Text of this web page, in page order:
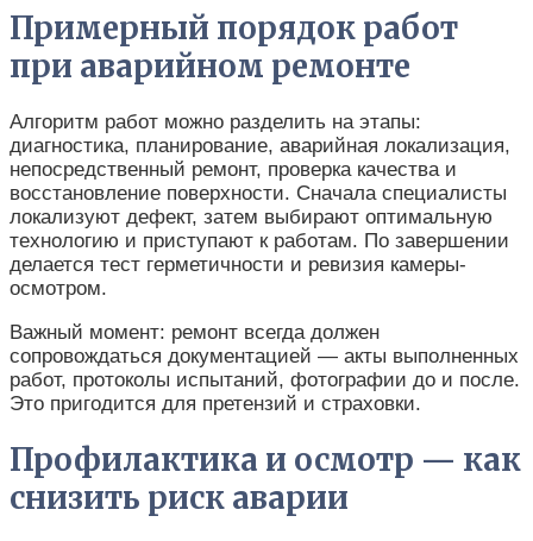
Примерный порядок работ
при аварийном ремонте
Алгоритм работ можно разделить на этапы:
диагностика, планирование, аварийная локализация,
непосредственный ремонт, проверка качества и
восстановление поверхности. Сначала специалисты
локализуют дефект, затем выбирают оптимальную
технологию и приступают к работам. По завершении
делается тест герметичности и ревизия камеры-
осмотром.
Важный момент: ремонт всегда должен
сопровождаться документацией — акты выполненных
работ, протоколы испытаний, фотографии до и после.
Это пригодится для претензий и страховки.
Профилактика и осмотр — как
снизить риск аварии